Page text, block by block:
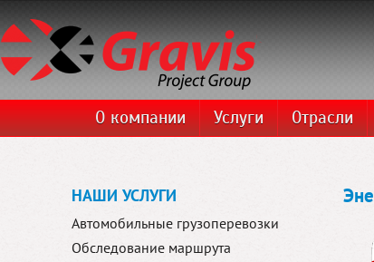
О компании Услуги Отрасли
НАШИ УСЛУГИ
Автомобильные грузоперевозки
Обследование маршрута